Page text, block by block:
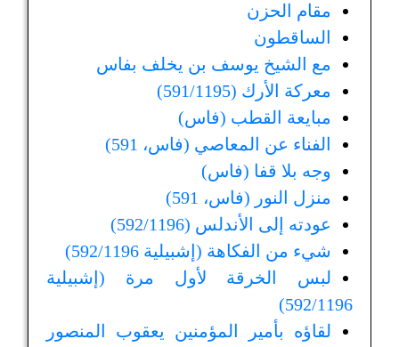
مقام الحزن
الساقطون
مع الشيخ يوسف بن يخلف بفاس
معركة الأرك (591/1195)
مبايعة القطب (فاس)
الفناء عن المعاصي (فاس، 591)
وجه بلا قفا (فاس)
منزل النور (فاس، 591)
عودته إلى الأندلس (592/1196)
شيء من الفكاهة (إشبيلية 592/1196)
لبس الخرقة لأول مرة (إشبيلية
592/1196)
لقاؤه بأمير المؤمنين يعقوب المنصور